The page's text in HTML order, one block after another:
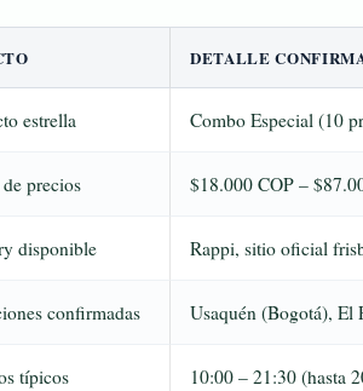
DETALLE
estrella Combo Especial (10
precios $18.000 COP –
disponible Rappi, sitio oficial
confirmadas Usaquén (Bogotá),
típicos 10:00 – 21:30 (hasta